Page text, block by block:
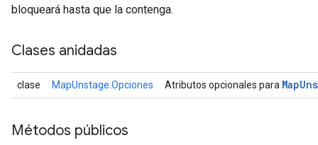
bloqueará hasta que la contenga.
Clases anidadas
clase MapUnstage.Opciones Atributos opcionales para Map
Métodos públicos